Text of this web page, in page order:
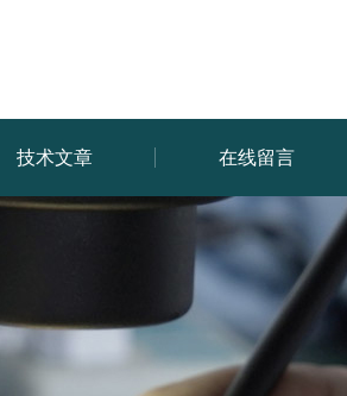
技术文章 在线留言